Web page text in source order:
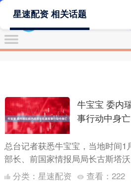
星速配资 相关话题
牛宝宝 委内
事行动中身亡
总台记者获悉牛宝宝，当地时间1
部长、前国家情报局局长古斯塔
国对委内瑞拉展开的军事行动中
梅）....
分类： 星速配资 查看： 222